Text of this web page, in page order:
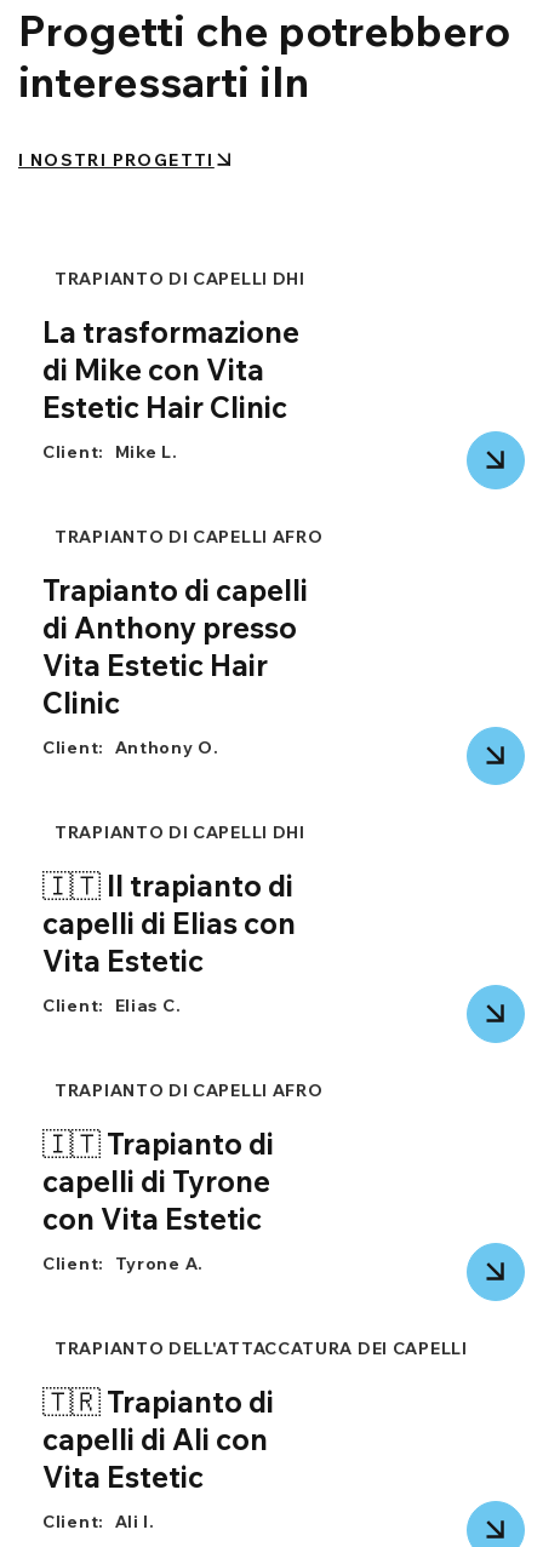
Progetti che potrebbero
interessarti iIn
I NOSTRI PROGETTI
TRAPIANTO DI CAPELLI DHI
La trasformazione
di Mike con Vita
Estetic Hair Clinic
Client: Mike L.
TRAPIANTO DI CAPELLI AFRO
Trapianto di capelli
di Anthony presso
Vita Estetic Hair
Clinic
Client: Anthony O.
TRAPIANTO DI CAPELLI DHI
🇮🇹 Il trapianto di
capelli di Elias con
Vita Estetic
Client: Elias C.
TRAPIANTO DI CAPELLI AFRO
🇮🇹 Trapianto di
capelli di Tyrone
con Vita Estetic
Client: Tyrone A.
TRAPIANTO DELL'ATTACCATURA DEI CAPELLI
🇹🇷 Trapianto di
capelli di Ali con
Vita Estetic
Client: Ali I.